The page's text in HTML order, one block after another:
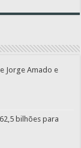
Jorge Amado e
bilhões para